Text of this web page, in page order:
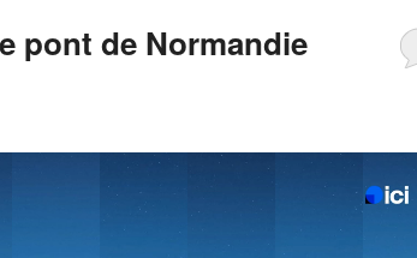
pont de Normandie